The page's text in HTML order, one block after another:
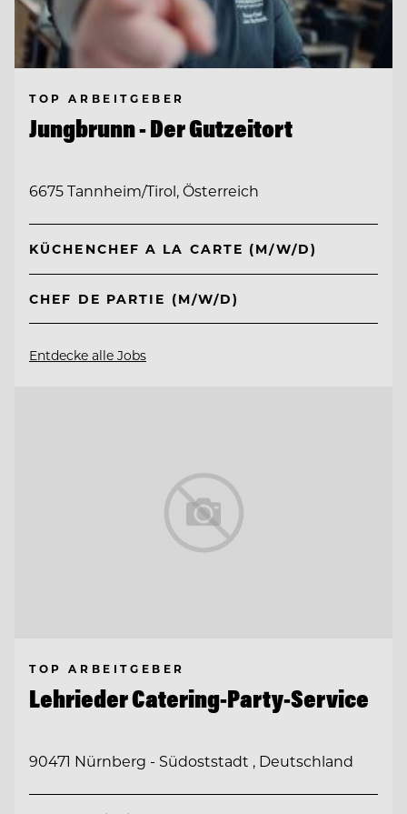
TOP ARBEITGEBER
Jungbrunn - Der Gutzeitort
6675 Tannheim/Tirol, Österreich
KÜCHENCHEF A LA CARTE (M/W/D)
CHEF DE PARTIE (M/W/D)
Entdecke alle Jobs
TOP ARBEITGEBER
Lehrieder Catering-Party-Service
90471 Nürnberg - Südoststadt , Deutschland